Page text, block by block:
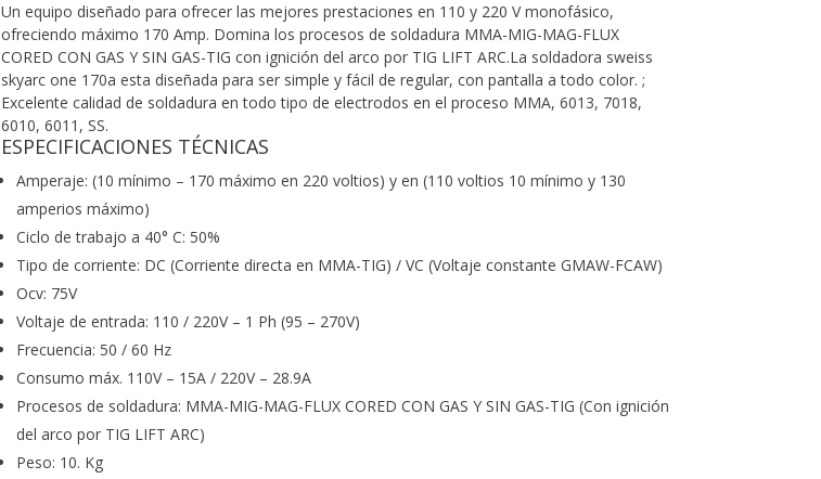
Un equipo diseñado para ofrecer las mejores prestaciones en 110 y 220 V monofásico,
ofreciendo máximo 170 Amp. Domina los procesos de soldadura MMA-MIG-MAG-FLUX
CORED CON GAS Y SIN GAS-TIG con ignición del arco por TIG LIFT ARC.La soldadora sweiss
skyarc one 170a esta diseñada para ser simple y fácil de regular, con pantalla a todo color. ;
Excelente calidad de soldadura en todo tipo de electrodos en el proceso MMA, 6013, 7018,
6010, 6011, SS.
ESPECIFICACIONES TÉCNICAS
Amperaje: (10 mínimo – 170 máximo en 220 voltios) y en (110 voltios 10 mínimo y 130
amperios máximo)
Ciclo de trabajo a 40° C: 50%
Tipo de corriente: DC (Corriente directa en MMA-TIG) / VC (Voltaje constante GMAW-FCAW)
Ocv: 75V
Voltaje de entrada: 110 / 220V – 1 Ph (95 – 270V)
Frecuencia: 50 / 60 Hz
Consumo máx. 110V – 15A / 220V – 28.9A
Procesos de soldadura: MMA-MIG-MAG-FLUX CORED CON GAS Y SIN GAS-TIG (Con ignición
del arco por TIG LIFT ARC)
Peso: 10. Kg